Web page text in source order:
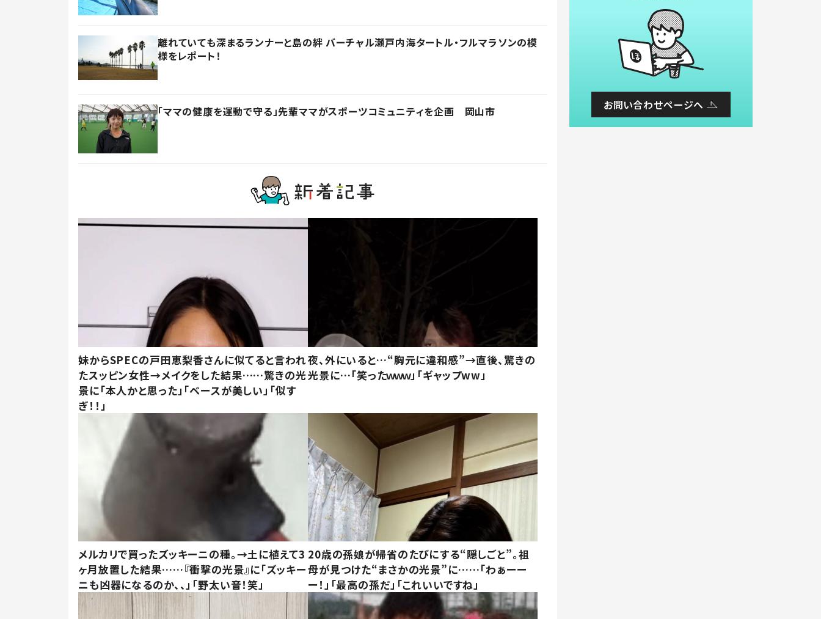
離れていても深まるランナーと島の絆 バーチャル瀬戸内海タートル・フルマラソンの模
様をレポート！
「ママの健康を運動で守る」先輩ママがスポーツコミュニティを企画 岡山市
妹からSPECの戸田恵梨香さんに似てると言われ
たスッピン女性→メイクをした結果……驚きの光
景に「本人かと思った」「ベースが美しい」「似す
ぎ！！」
夜、外にいると…“胸元に違和感”→直後、驚きの
光景に…「笑ったｗｗｗ」「ギャップww」
メルカリで買ったズッキーニの種。→土に植えて3
ヶ月放置した結果……『衝撃の光景』に「ズッキー
ニも凶器になるのか、、」「野太い音！笑」
20歳の孫娘が帰省のたびにする“隠しごと”。祖
母が見つけた“まさかの光景”に……「わぁーー
ー！」「最高の孫だ」「これいいですね」
お問い合わせページへ